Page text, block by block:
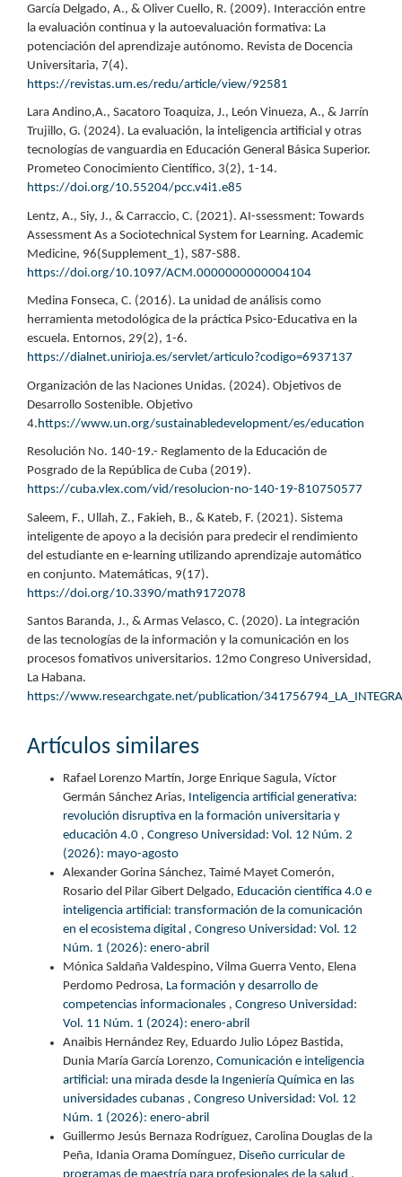
García Delgado, A., & Oliver Cuello, R. (2009). Interacción entre
la evaluación continua y la autoevaluación formativa: La
potenciación del aprendizaje autónomo. Revista de Docencia
Universitaria, 7(4).
https://revistas.um.es/redu/article/view/92581
Lara Andino,A., Sacatoro Toaquiza, J., León Vinueza, A., & Jarrín
Trujillo, G. (2024). La evaluación, la inteligencia artificial y otras
tecnologías de vanguardia en Educación General Básica Superior.
Prometeo Conocimiento Científico, 3(2), 1-14.
https://doi.org/10.55204/pcc.v4i1.e85
Lentz, A., Siy, J., & Carraccio, C. (2021). AI-ssessment: Towards
Assessment As a Sociotechnical System for Learning. Academic
Medicine, 96(Supplement_1), S87-S88.
https://doi.org/10.1097/ACM.0000000000004104
Medina Fonseca, C. (2016). La unidad de análisis como
herramienta metodológica de la práctica Psico-Educativa en la
escuela. Entornos, 29(2), 1-6.
https://dialnet.unirioja.es/servlet/articulo?codigo=6937137
Organización de las Naciones Unidas. (2024). Objetivos de
Desarrollo Sostenible. Objetivo
4. https://www.un.org/sustainabledevelopment/es/education
Resolución No. 140-19.- Reglamento de la Educación de
Posgrado de la República de Cuba (2019).
https://cuba.vlex.com/vid/resolucion-no-140-19-810750577
Saleem, F., Ullah, Z., Fakieh, B., & Kateb, F. (2021). Sistema
inteligente de apoyo a la decisión para predecir el rendimiento
del estudiante en e-learning utilizando aprendizaje automático
en conjunto. Matemáticas, 9(17).
https://doi.org/10.3390/math9172078
Santos Baranda, J., & Armas Velasco, C. (2020). La integración
de las tecnologías de la información y la comunicación en los
procesos fomativos universitarios. 12mo Congreso Universidad,
La Habana.
https://www.researchgate.net/publication/
Artículos similares
Rafael Lorenzo Martín, Jorge Enrique Sagula, Víctor
Germán Sánchez Arias, Inteligencia artificial generativa:
revolución disruptiva en la formación universitaria y
educación 4.0 , Congreso Universidad: Vol. 12 Núm. 2
(2026): mayo-agosto
Alexander Gorina Sánchez, Taimé Mayet Comerón,
Rosario del Pilar Gibert Delgado, Educación científica 4.0 e
inteligencia artificial: transformación de la comunicación
en el ecosistema digital , Congreso Universidad: Vol. 12
Núm. 1 (2026): enero-abril
Mónica Saldaña Valdespino, Vilma Guerra Vento, Elena
Perdomo Pedrosa, La formación y desarrollo de
competencias informacionales , Congreso Universidad:
Vol. 11 Núm. 1 (2024): enero-abril
Anaibis Hernández Rey, Eduardo Julio López Bastida,
Dunia María García Lorenzo, Comunicación e inteligencia
artificial: una mirada desde la Ingeniería Química en las
universidades cubanas , Congreso Universidad: Vol. 12
Núm. 1 (2026): enero-abril
Guillermo Jesús Bernaza Rodríguez, Carolina Douglas de la
Peña, Idania Orama Domínguez, Diseño curricular de